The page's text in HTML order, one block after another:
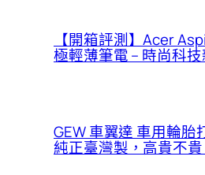
【開箱評測】Acer
極輕薄筆電 – 時尚科
GEW 車翼達 車用輪胎
純正臺灣製，高貴不